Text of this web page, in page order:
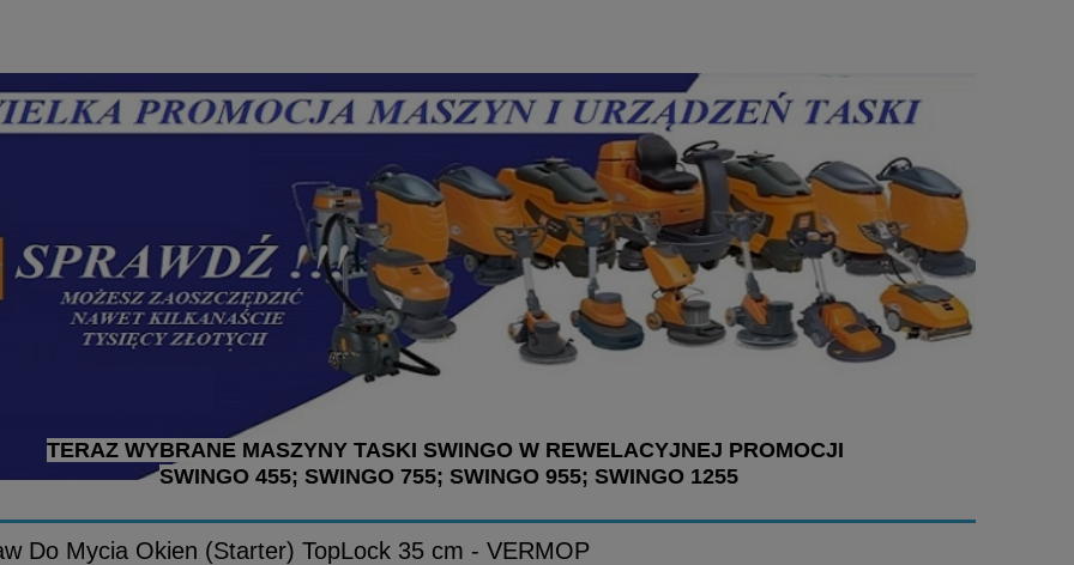
TERAZ WYBRANE MASZYNY TASKI SWINGO W REWELACYJNEJ PROMOCJI
SWINGO 455; SWINGO 755; SWINGO 955; SWINGO 1255
Do Mycia Okien (Starter) TopLock 35 cm - VERMOP